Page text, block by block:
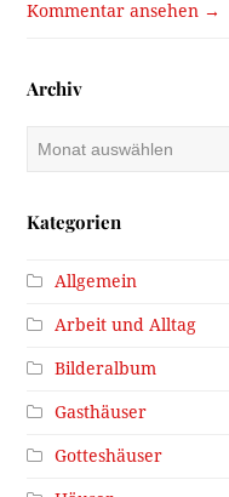
Kommentar ansehen →
Archiv
Kategorien
Allgemein
Arbeit und Alltag
Bilderalbum
Gasthäuser
Gotteshäuser